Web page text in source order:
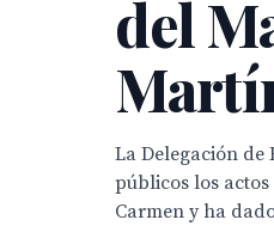
del
La Delegación de
públicos los
Carmen y ha